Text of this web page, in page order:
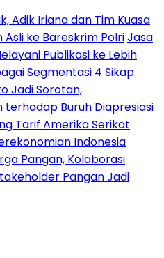
Adik Iriana dan Tim Kuasa
Asli ke Bareskrim PolriJasa
Publikasi ke Lebih
Segmentasi 4 Sikap
Jadi Sorotan,
Buruh Diapresiasi
Tarif Amerika Serikat
Indonesia
Pangan, Kolaborasi
Pangan Jadi